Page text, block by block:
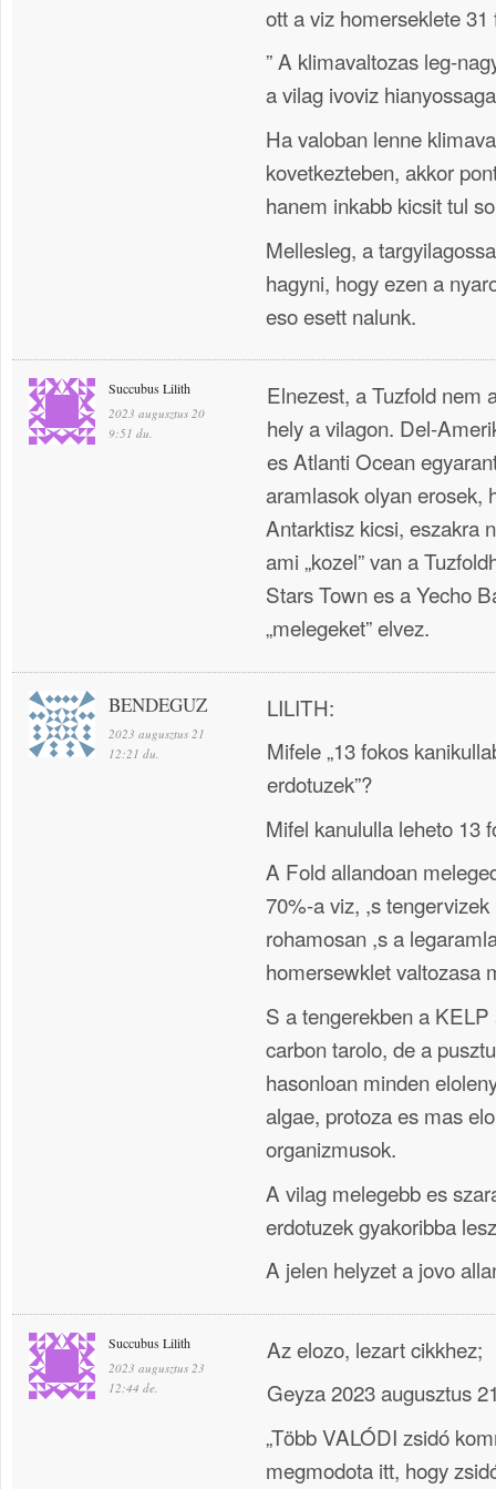
ott a viz homerseklete
” A klimavaltozas leg-
a vilag ivoviz
Ha valoban lenne
kovetkezteben, akkor
hanem inkabb kicsit tul
Mellesleg, a
hagyni, hogy ezen a
eso esett nalunk.
Succubus Lilith
2023 augusztus 20
9:51 du.
Elnezest, a Tuzfold nem
hely a vilagon. Del-
es Atlanti Ocean
aramlasok olyan erosek,
Antarktisz kicsi, eszakra
ami „kozel” van a
Stars Town es a Yecho
„melegeket” elvez.
BENDEGUZ
2023 augusztus 21
12:21 du.
LILITH:
Mifele „13 fokos
erdotuzek”?
Mifel kanululla leheto 13
A Fold allandoan
70%-a viz, ,s
rohamosan ,s a
homersewklet valtozasa
S a tengerekben a
carbon tarolo, de a
hasonloan minden
algae, protoza es mas
organizmusok.
A vilag melegebb es
erdotuzek gyakoribba
A jelen helyzet a jovo
Succubus Lilith
2023 augusztus 23
12:44 de.
Az elozo, lezart cikkhez;
Geyza 2023 augusztus
„Több VALÓDI zsidó
megmodota itt, hogy